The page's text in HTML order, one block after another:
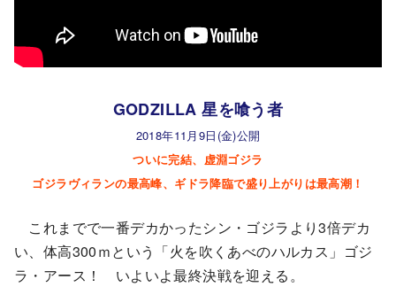
GODZILLA 星を喰う者
2018年11月9日(金)公開
ついに完結、虚淵ゴジラ
ゴジラヴィランの最高峰、ギドラ降臨で盛り上がりは最高潮！
これまでで一番デカかったシン・ゴジラより3倍デカ
い、体高300ｍという「火を吹くあべのハルカス」ゴジ
ラ・アース！ いよいよ最終決戦を迎える。